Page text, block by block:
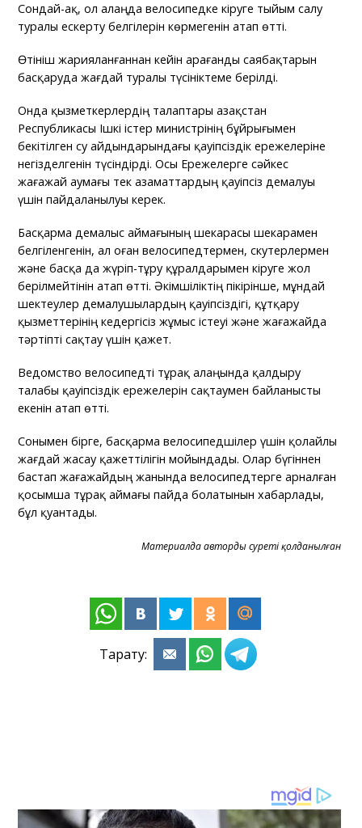
Сондай-ақ, ол алаңда велосипедке кіруге тыйым салу
туралы ескерту белгілерін көрмегенін атап өтті.
Өтініш жарияланғаннан кейін Қарағанды саябақтарын
басқаруда жағдай туралы түсініктеме берілді.
Онда қызметкерлердің талаптары Қазақстан
Республикасы Ішкі істер министрінің бұйрығымен
бекітілген су айдындарындағы қауіпсіздік ережелеріне
негізделгенін түсіндірді. Осы Ережелерге сәйкес
жағажай аумағы тек азаматтардың қауіпсіз демалуы
үшін пайдаланылуы керек.
Басқарма демалыс аймағының шекарасы шекарамен
белгіленгенін, ал оған велосипедтермен, скутерлермен
және басқа да жүріп-тұру құралдарымен кіруге жол
берілмейтінін атап өтті. Әкімшіліктің пікірінше, мұндай
шектеулер демалушылардың қауіпсіздігі, құтқару
қызметтерінің кедергісіз жұмыс істеуі және жағажайда
тәртіпті сақтау үшін қажет.
Ведомство велосипедті тұрақ алаңында қалдыру
талабы қауіпсіздік ережелерін сақтаумен байланысты
екенін атап өтті.
Сонымен бірге, басқарма велосипедшілер үшін қолайлы
жағдай жасау қажеттілігін мойындады. Олар бүгіннен
бастап жағажайдың жанында велосипедтерге арналған
қосымша тұрақ аймағы пайда болатынын хабарлады,
бұл қуантады.
Материалда автордың суреті қолданылған
Тарату: